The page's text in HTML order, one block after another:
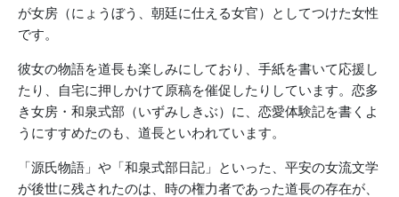
が女房（にょうぼう、朝廷に仕える女官）としてつけた女性
です。
彼女の物語を道長も楽しみにしており、手紙を書いて応援し
たり、自宅に押しかけて原稿を催促したりしています。恋多
き女房・和泉式部（いずみしきぶ）に、恋愛体験記を書くよ
うにすすめたのも、道長といわれています。
「源氏物語」や「和泉式部日記」といった、平安の女流文学
が後世に残されたのは、時の権力者であった道長の存在が、